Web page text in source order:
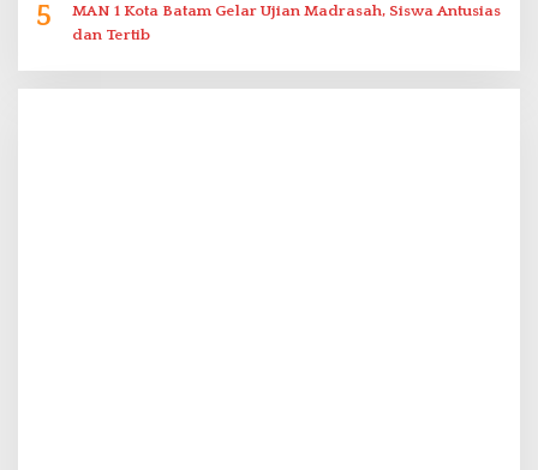
5
MAN 1 Kota Batam Gelar Ujian Madrasah, Siswa Antusias
dan Tertib